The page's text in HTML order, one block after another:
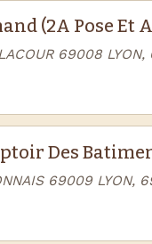
(2A Pose Et
69008
Des
69009 LYON,